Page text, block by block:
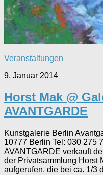
Veranstaltungen
9. Januar 2014
Horst Mak @
AVANTGARDE
Kunstgalerie Berlin
10777 Berlin Tel: 030 275
AVANTGARDE verkauft
der Privatsammlung Horst
aufgerufen, die bei ca. 1/3